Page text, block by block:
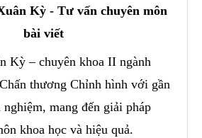
Kỳ - Tư vấn chuyên môn
bài viết
Kỳ – chuyên khoa II ngành
thương Chỉnh hình với gần
mang đến giải pháp
khoa học và hiệu quả.